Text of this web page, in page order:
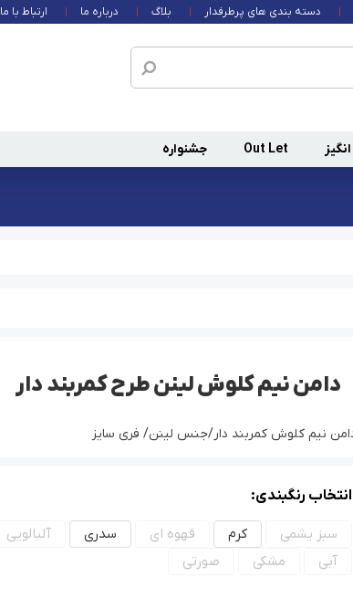
دسته بندی های پرطرفدار بلاگ درباره ما ارتباط با ما
Out Let جشنواره
دامن نیم کلوش لینن طرح کمربند دار
نیم کلوش کمربند دار/جنس لینن/ فری سایز
انتخاب رنگبندی:
سبز یشمی کرم قهوه ای سدری آلبالویی
آبی
مشکی صورتی